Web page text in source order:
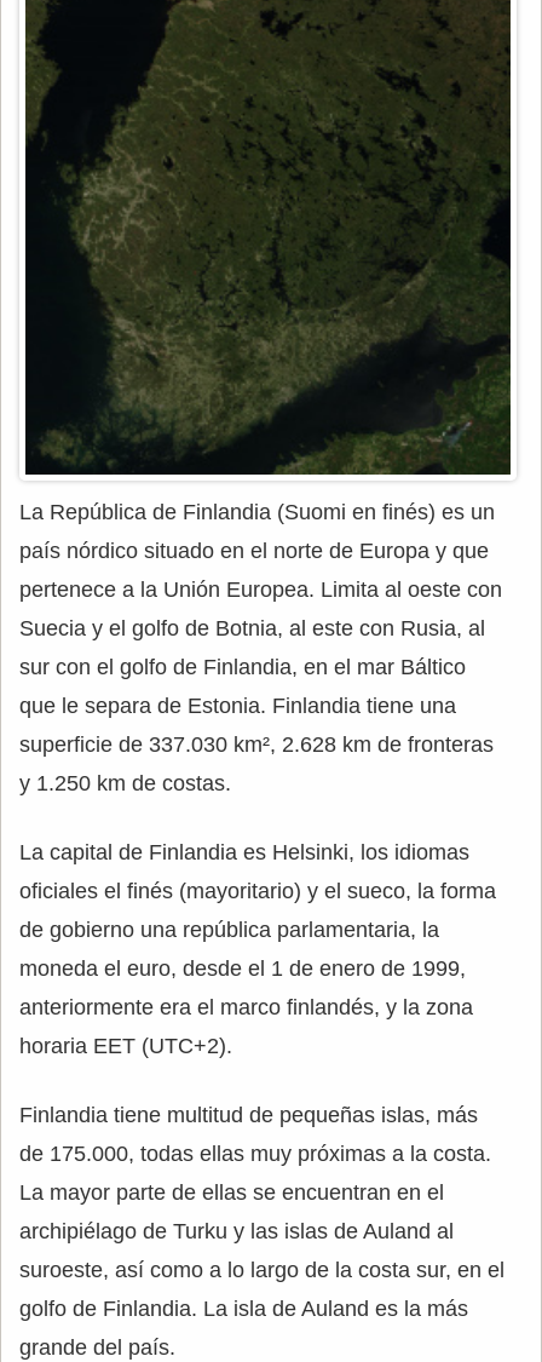
La República de Finlandia (Suomi en finés) es un
país nórdico situado en el norte de Europa y que
pertenece a la Unión Europea. Limita al oeste con
Suecia y el golfo de Botnia, al este con Rusia, al
sur con el golfo de Finlandia, en el mar Báltico
que le separa de Estonia. Finlandia tiene una
superficie de 337.030 km², 2.628 km de fronteras
y 1.250 km de costas.
La capital de Finlandia es Helsinki, los idiomas
oficiales el finés (mayoritario) y el sueco, la forma
de gobierno una república parlamentaria, la
moneda el euro, desde el 1 de enero de 1999,
anteriormente era el marco finlandés, y la zona
horaria EET (UTC+2).
Finlandia tiene multitud de pequeñas islas, más
de 175.000, todas ellas muy próximas a la costa.
La mayor parte de ellas se encuentran en el
archipiélago de Turku y las islas de Auland al
suroeste, así como a lo largo de la costa sur, en el
golfo de Finlandia. La isla de Auland es la más
grande del país.